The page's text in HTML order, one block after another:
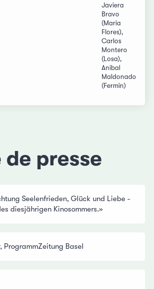
Javiera
Bravo
(Maria
Flores),
Carlos
Montero
(Losa),
Anibal
Maldonado
(Fermin)
de presse
Seelenfrieden, Glück und Liebe -
diesjährigen Kinosommers.»
ProgrammZeitung Basel